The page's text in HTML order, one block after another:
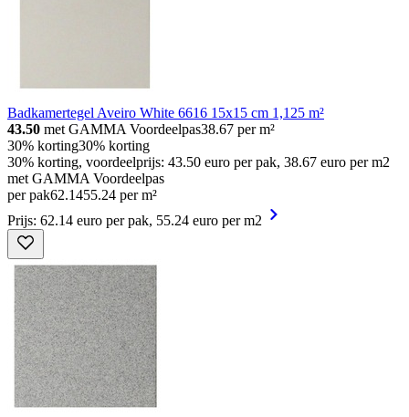
Badkamertegel Aveiro White 6616 15x15 cm 1,125 m²
43.50 met GAMMA Voordeelpas38.67 per m²
30% korting30% korting
30% korting, voordeelprijs: 43.50 euro per pak, 38.67 euro per m2
met GAMMA Voordeelpas
per pak62.1455.24 per m²
Prijs: 62.14 euro per pak, 55.24 euro per m2